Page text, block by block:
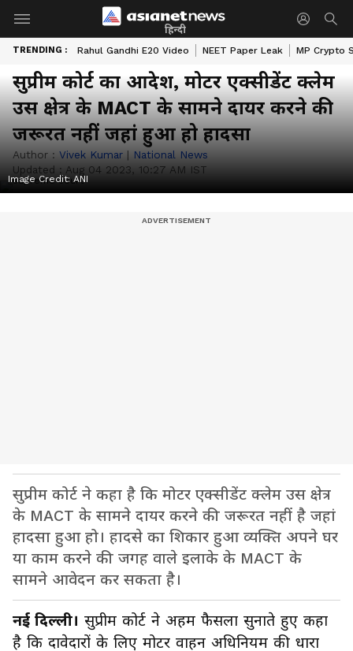
हिन्दी
TRENDING : Rahul Gandhi E20 Video NEET Paper Leak MP Crypto
सुप्रीम कोर्ट का आदेश, मोटर एक्सीडेंट क्लेम
उस क्षेत्र के MACT के सामने दायर करने की
जरूरत नहीं जहां हुआ हो हादसा
Author : Vivek Kumar | National News
Updated : Aug 04 2023, 10:27 AM IST
Image Credit:ANI
सुप्रीम कोर्ट ने कहा है कि मोटर एक्सीडेंट क्लेम उस क्षेत्र
के MACT के सामने दायर करने की जरूरत नहीं है जहां
हादसा हुआ हो। हादसे का शिकार हुआ व्यक्ति अपने घर
या काम करने की जगह वाले इलाके के MACT के
सामने आवेदन कर सकता है।
नई दिल्ली। सुप्रीम कोर्ट ने अहम फैसला सुनाते हुए कहा
है कि दावेदारों के लिए मोटर वाहन अधिनियम की धारा